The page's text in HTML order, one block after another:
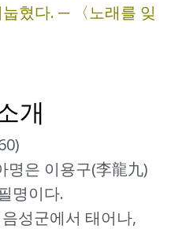
혔다. ─ 〈노래를 잊
개
명은 이용구(李龍九)
명이다.
성군에서 태어나,